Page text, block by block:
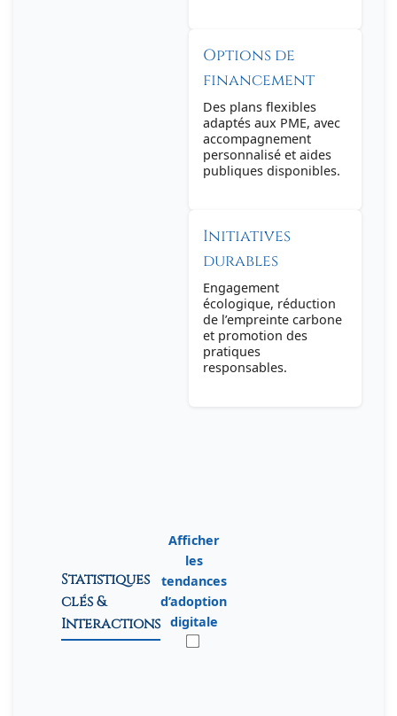
Options de
financement
Des plans flexibles
adaptés aux PME, avec
accompagnement
personnalisé et aides
publiques disponibles.
Initiatives
durables
Engagement
écologique, réduction
de l’empreinte carbone
et promotion des
pratiques
responsables.
Statistiques
clés &
Interactions
Afficher
les
tendances
d’adoption
digitale